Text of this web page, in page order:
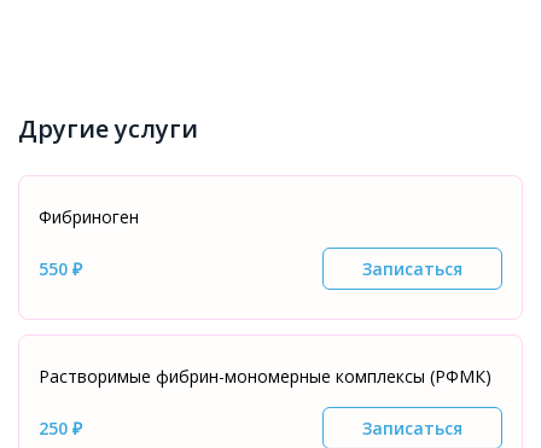
Другие услуги
Фибриноген
550 ₽ Записаться
Растворимые фибрин-мономерные комплексы (РФМК)
250 ₽ Записаться